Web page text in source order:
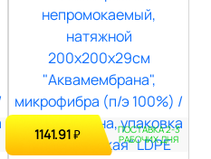
1141.91₽ ПОСТАВКА 2-3
РАБОЧИХ ДНЯ